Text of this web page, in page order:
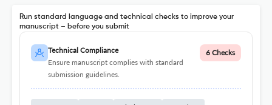
Run standard language and technical checks to improve your
manuscript – before you submit
Technical Compliance
Ensure manuscript complies with standard
submission guidelines.
6 Checks